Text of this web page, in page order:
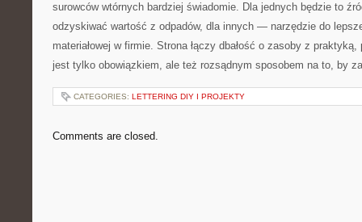
surowców wtórnych bardziej świadomie. Dla jednych będzie to
odzyskiwać wartość z odpadów, dla innych — narzędzie do
materiałowej w firmie. Strona łączy dbałość o zasoby z
jest tylko obowiązkiem, ale też rozsądnym sposobem na to, by
CATEGORIES: LETTERING DIY I PROJEKTY
Comments are closed.